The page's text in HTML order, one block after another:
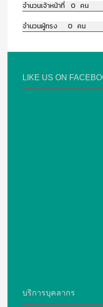
จำนวนเจ้าหน้าที่ 0 คน
จำนวนผู้ทรง 0 คน
LIKE US ON
บริการบุคลากร